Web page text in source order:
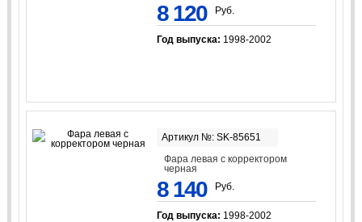
8 120 Руб.
Год выпуска: 1998-2002
Артикул №: SK-85651
Фара левая с корректором
черная
8 140 Руб.
Год выпуска: 1998-2002